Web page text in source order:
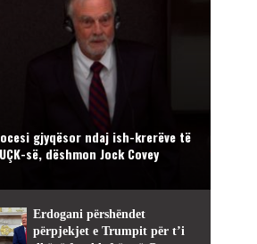
gjyqësor ndaj ish-krerëve të
UÇK-së, dëshmon Jock Covey
Erdogani përshëndet
përpjekjet e Trumpit për t’i